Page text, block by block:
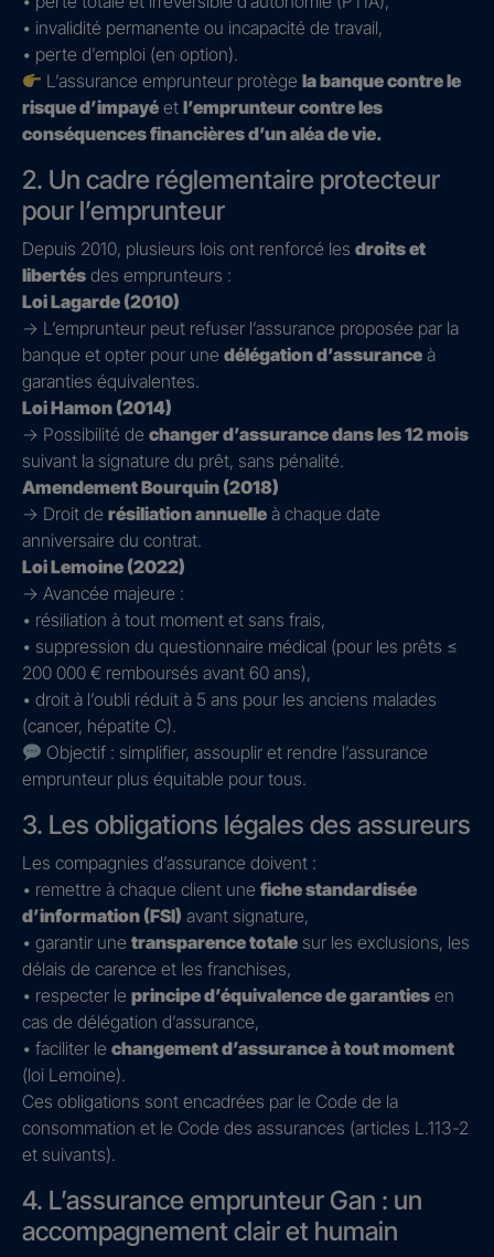
• invalidité permanente ou incapacité de travail,
• perte d’emploi (en option).
L’assurance emprunteur protègela banque contre le
risque d’impayé et l’emprunteur contre les
conséquences financières d’un aléa de vie.
2. Un cadre réglementaire protecteur
pour l’emprunteur
Depuis 2010, plusieurs lois ont renforcé les droits et
libertés des emprunteurs :
Loi Lagarde (2010)
→ L’emprunteur peut refuser l’assurance proposée par la
banque et opter pour une délégation d’assurance à
garanties équivalentes.
Loi Hamon (2014)
→ Possibilité de changer d’assurance dans les 12 mois
suivant la signature du prêt, sans pénalité.
Amendement Bourquin (2018)
→ Droit de résiliation annuelle à chaque date
anniversaire du contrat.
Loi Lemoine (2022)
→ Avancée majeure :
• résiliation à tout moment et sans frais,
• suppression du questionnaire médical (pour les prêts ≤
200 000 € remboursés avant 60 ans),
• droit à l’oubli réduit à 5 ans pour les anciens malades
(cancer, hépatite C).
Objectif : simplifier, assouplir et rendre l’assurance
emprunteur plus équitable pour tous.
3. Les obligations légales des assureurs
Les compagnies d’assurance doivent :
• remettre à chaque client une fiche standardisée
d’information (FSI) avant signature,
• garantir une transparence totale sur les exclusions, les
délais de carence et les franchises,
• respecter le principe d’équivalence de garanties en
cas de délégation d’assurance,
• faciliter le changement d’assurance à tout moment
(loi Lemoine).
Ces obligations sont encadrées par le Code de la
consommation et le Code des assurances (articles L.113-2
et suivants).
4. L’assurance emprunteur Gan : un
accompagnement clair et humain